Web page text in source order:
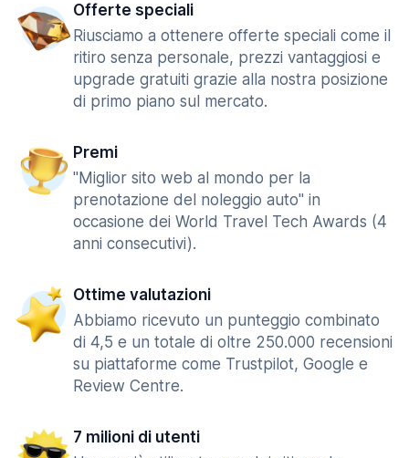
Offerte speciali
Riusciamo a ottenere offerte speciali come il
ritiro senza personale, prezzi vantaggiosi e
upgrade gratuiti grazie alla nostra posizione
di primo piano sul mercato.
Premi
"Miglior sito web al mondo per la
prenotazione del noleggio auto" in
occasione dei World Travel Tech Awards (4
anni consecutivi).
Ottime valutazioni
Abbiamo ricevuto un punteggio combinato
di 4,5 e un totale di oltre 250.000 recensioni
su piattaforme come Trustpilot, Google e
Review Centre.
7 milioni di utenti